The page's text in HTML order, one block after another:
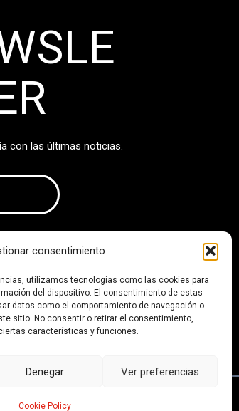
consentimiento
utilizamos tecnologías como las cookies para
del dispositivo. El consentimiento de estas
datos como el comportamiento de navegación o
sitio. No consentir o retirar el consentimiento,
características y funciones.
Denegar Ver preferencias
Cookie Policy
con las últimas noticias.
disponible en el
de tratamiento: 0710.
y Aviso Legal